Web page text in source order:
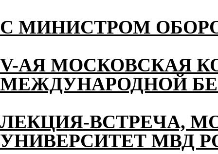
С МИНИСТРОМ
V-АЯ МОСКОВСКАЯ
МЕЖДУНАРОДНОЙ
ЛЕКЦИЯ-ВСТРЕЧА,
УНИВЕРСИТЕТ МВД